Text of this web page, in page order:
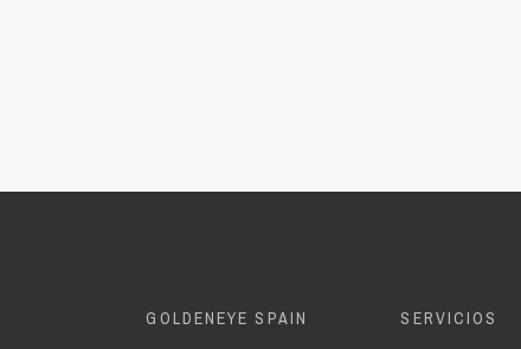
GOLDENEYE SPAIN SERVICIOS